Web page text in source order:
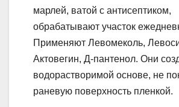
марлей, ватой с антисептиком,
обрабатывают участок
Применяют Левомеколь,
Актовегин, Д-пантенол. Они
водорастворимой основе, не
раневую поверхность пленкой.